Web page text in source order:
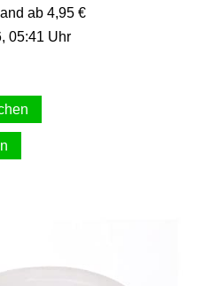
ab 4,95 €
05:41 Uhr